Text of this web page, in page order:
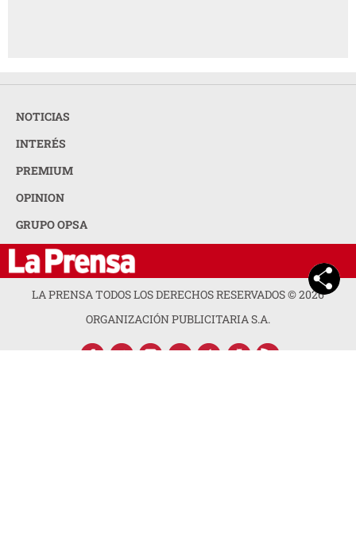
NOTICIAS
INTERÉS
PREMIUM
OPINION
GRUPO OPSA
LA PRENSA TODOS LOS DERECHOS RESERVADOS ©2026
ORGANIZACIÓN PUBLICITARIA S.A.